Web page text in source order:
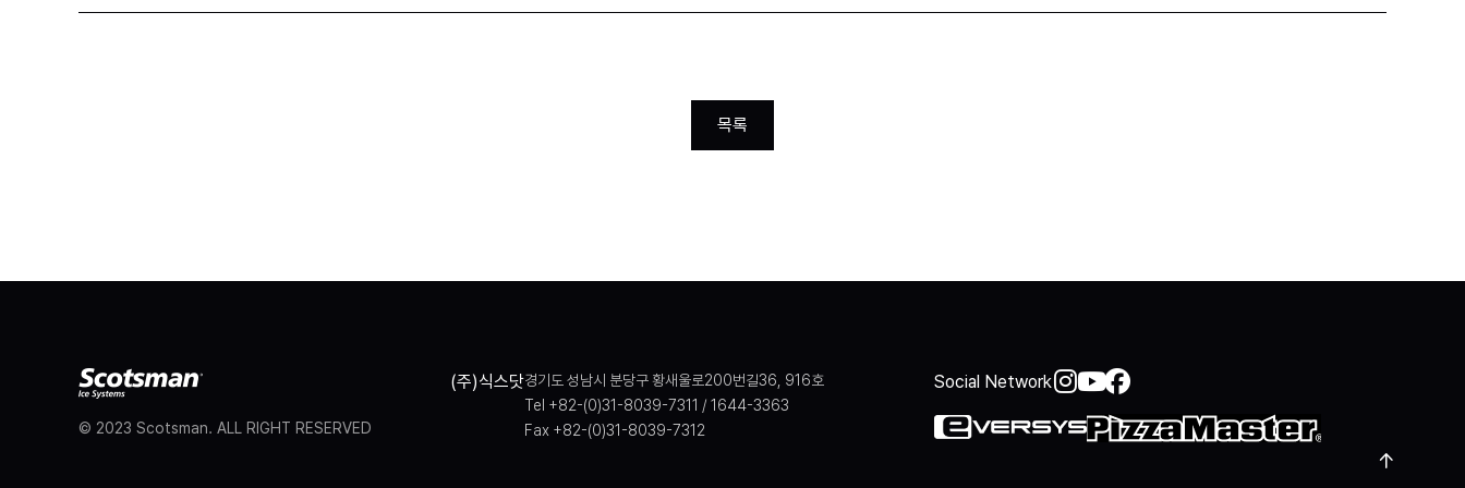
목록
© 2023 Scotsman. ALL RIGHT RESERVED
(주)식스닷경기도 성남시 분당구 황새울로200번길36, 916호
Tel +82-(0)31-8039-7311 / 1644-3363
Fax +82-(0)31-8039-7312
Social Network